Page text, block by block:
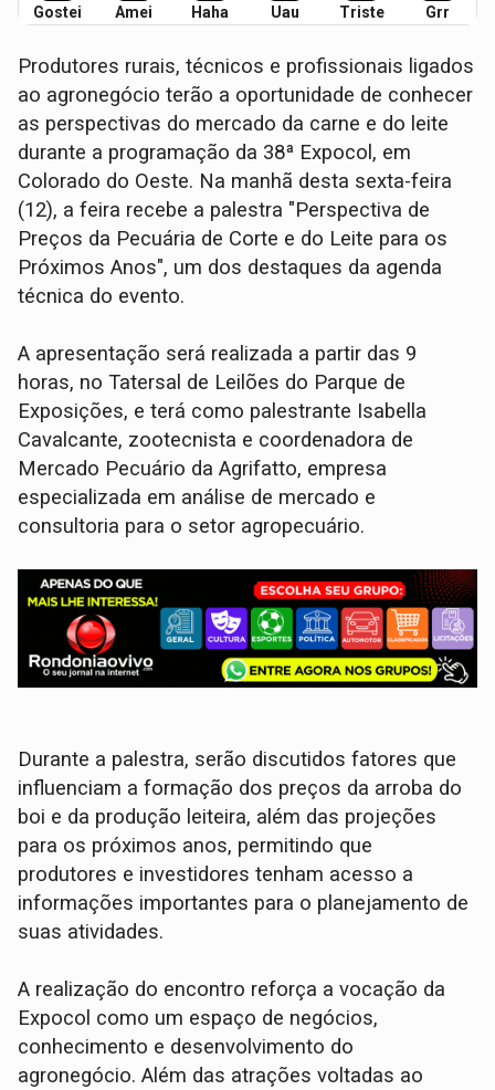
Gostei Amei Haha Uau Triste Grr
Produtores rurais, técnicos e profissionais ligados
ao agronegócio terão a oportunidade de conhecer
as perspectivas do mercado da carne e do leite
durante a programação da 38ª Expocol, em
Colorado do Oeste. Na manhã desta sexta-feira
(12), a feira recebe a palestra "Perspectiva de
Preços da Pecuária de Corte e do Leite para os
Próximos Anos", um dos destaques da agenda
técnica do evento.
A apresentação será realizada a partir das 9
horas, no Tatersal de Leilões do Parque de
Exposições, e terá como palestrante Isabella
Cavalcante, zootecnista e coordenadora de
Mercado Pecuário da Agrifatto, empresa
especializada em análise de mercado e
consultoria para o setor agropecuário.
Durante a palestra, serão discutidos fatores que
influenciam a formação dos preços da arroba do
boi e da produção leiteira, além das projeções
para os próximos anos, permitindo que
produtores e investidores tenham acesso a
informações importantes para o planejamento de
suas atividades.
A realização do encontro reforça a vocação da
Expocol como um espaço de negócios,
conhecimento e desenvolvimento do
agronegócio. Além das atrações voltadas ao